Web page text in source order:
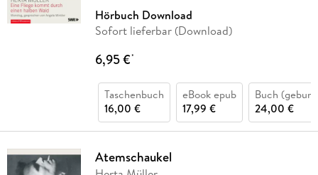
Hörbuch Download
Sofort lieferbar (Download)
6,95 €*
Taschenbuch
16,00 €
eBook epub
17,99 €
Buch
24,00 €
Atemschaukel